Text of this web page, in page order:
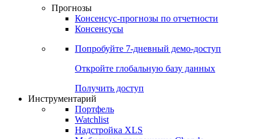
Виджет:
Портфели индексов Cbonds
Прогнозы
Консенсусы
Попробуйте7-дневный
Откройте глобальную базу данных
Получить доступ